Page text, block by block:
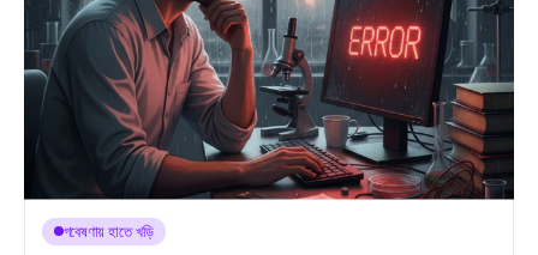
গবেষণায় হাতে খড়ি